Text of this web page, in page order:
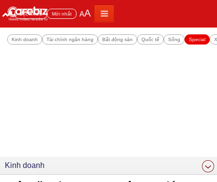
Đọc nhiều Mới nhất AA
Kinh doanh Tài chính ngân hàng Bất động sản Quốc tế Sống Special
Kinh doanh